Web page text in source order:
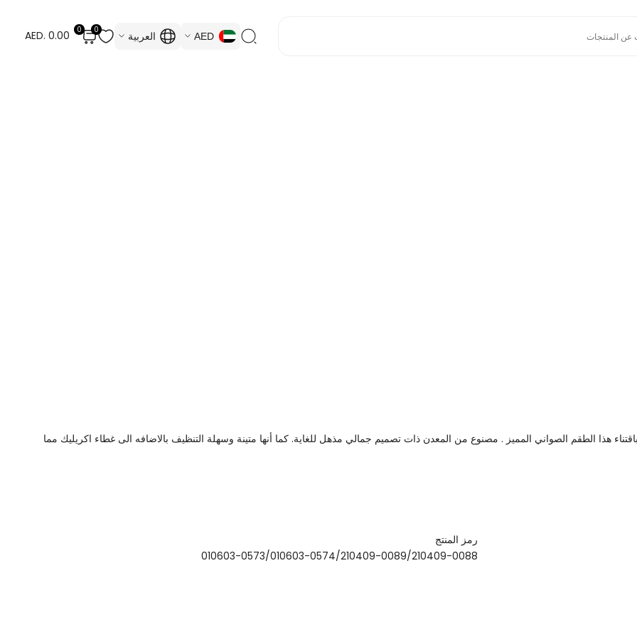
AED العربية
0
0
AED. 0.00
هذا الطقم الصواني المميز . مصنوع من المعدن ذات تصميم جمالي مذهل للغاية. كما أنها متينة وسهلة التنظيف بالاضافه الى غطاء اكريليك مما
رمز المنتج
010603-0573/010603-0574/210409-0089/210409-0088